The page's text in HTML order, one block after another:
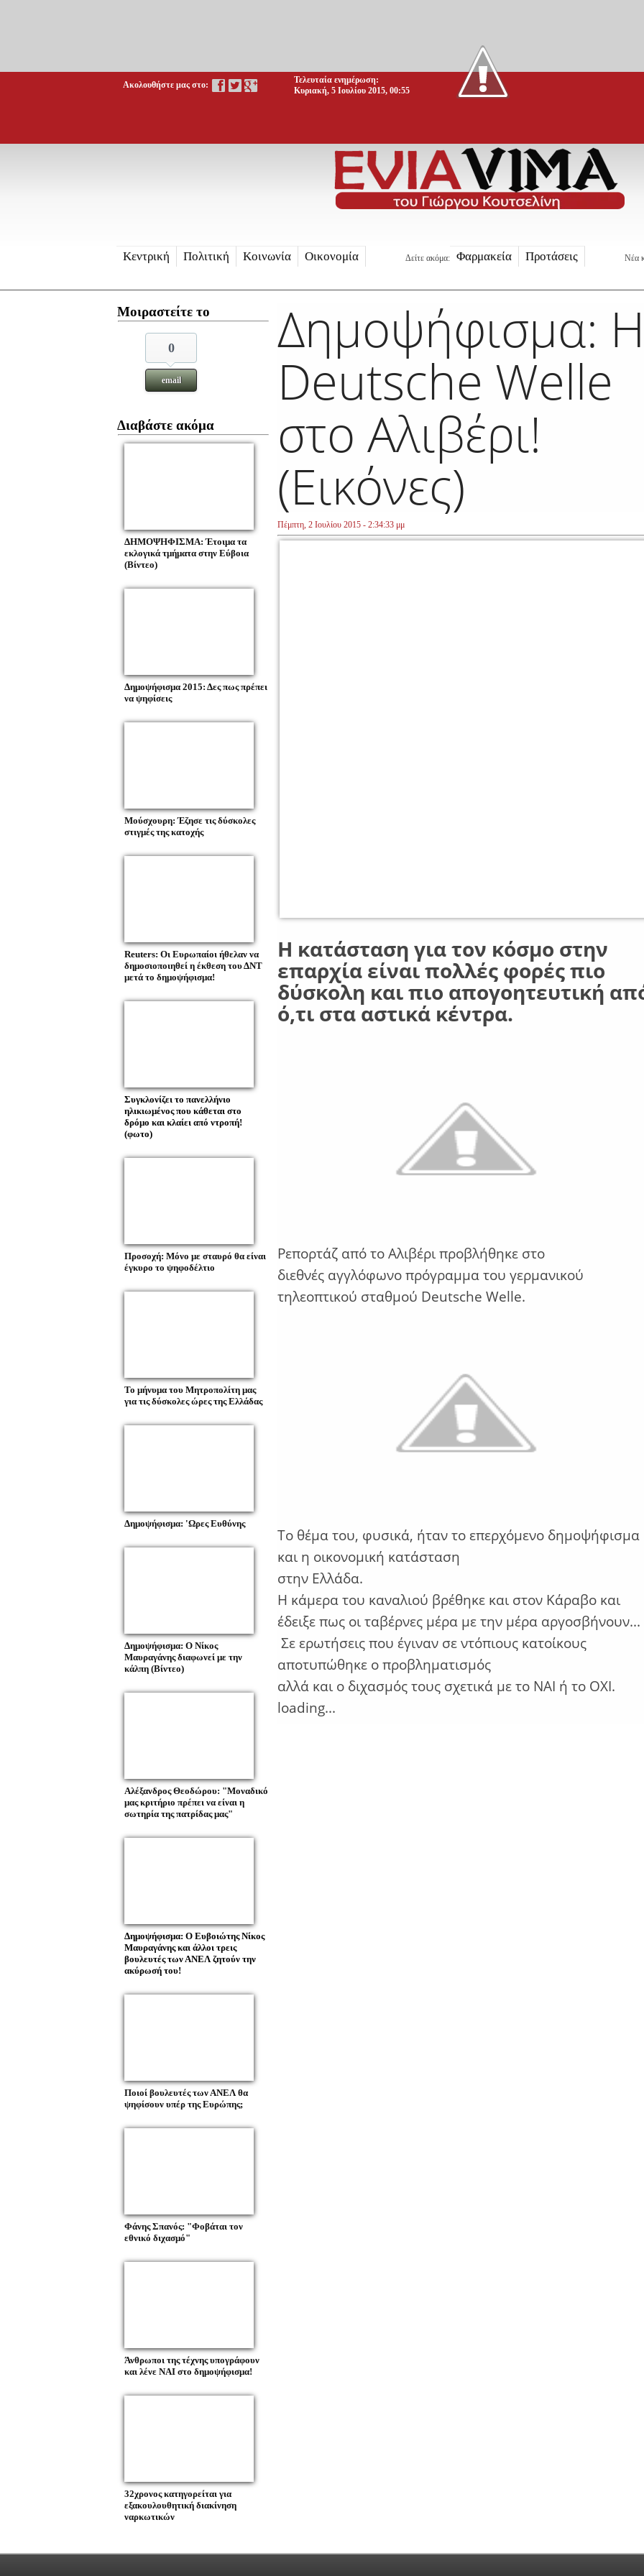
Ακολουθήστε μας στο:
Τελευταία ενημέρωση:
Κυριακή, 5 Ιουλίου 2015, 00:55
Κεντρική Πολιτική Κοινωνία Οικονομία Δείτε ακόμα: Φαρμακεία Προτάσεις Νέα
Μοιραστείτε το
0
email
Διαβάστε ακόμα
ΔΗΜΟΨΗΦΙΣΜΑ: Έτοιμα τα
εκλογικά τμήματα στην Εύβοια
(Βίντεο)
Δημοψήφισμα 2015: Δες πως πρέπει
να ψηφίσεις
Μούσχουρη: Έζησε τις δύσκολες
στιγμές της κατοχής
Reuters: Οι Ευρωπαίοι ήθελαν να
δημοσιοποιηθεί η έκθεση του ΔΝΤ
μετά το δημοψήφισμα!
Συγκλονίζει το πανελλήνιο
ηλικιωμένος που κάθεται στο
δρόμο και κλαίει από ντροπή!
(φωτο)
Προσοχή: Μόνο με σταυρό θα είναι
έγκυρο το ψηφοδέλτιο
Το μήνυμα του Μητροπολίτη μας
για τις δύσκολες ώρες της Ελλάδας
Δημοψήφισμα: 'Ωρες Ευθύνης
Δημοψήφισμα: Ο Νίκος
Μαυραγάνης διαφωνεί με την
κάλπη (Βίντεο)
Αλέξανδρος Θεοδώρου: "Μοναδικό
μας κριτήριο πρέπει να είναι η
σωτηρία της πατρίδας μας"
Δημοψήφισμα: Ο Ευβοιώτης Νίκος
Μαυραγάνης και άλλοι τρεις
βουλευτές των ΑΝΕΛ ζητούν την
ακύρωσή του!
Ποιοί βουλευτές των ΑΝΕΛ θα
ψηφίσουν υπέρ της Ευρώπης;
Φάνης Σπανός: "Φοβάται τον
εθνικό διχασμό"
Άνθρωποι της τέχνης υπογράφουν
και λένε ΝΑΙ στο δημοψήφισμα!
32χρονος κατηγορείται για
εξακουλουθητική διακίνηση
ναρκωτικών
Δημοψήφισμα: Η
Deutsche Welle
στο Αλιβέρι!
(Εικόνες)
Πέμπτη, 2 Ιουλίου 2015 - 2:34:33 μμ
Η κατάσταση για τον κόσμο στην
επαρχία είναι πολλές φορές πιο
δύσκολη και πιο απογοητευτική
ό,τι στα αστικά κέντρα.
Ρεπορτάζ από το Αλιβέρι προβλήθηκε στο
διεθνές αγγλόφωνο πρόγραμμα του γερμανικού
τηλεοπτικού σταθμού Deutsche Welle.
Το θέμα του, φυσικά, ήταν το επερχόμενο δημοψήφισμα
και η οικονομική κατάσταση
στην Ελλάδα.
Η κάμερα του καναλιού βρέθηκε και στον Κάραβο και
έδειξε πως οι ταβέρνες μέρα με την μέρα αργοσβήνουν...
Σε ερωτήσεις που έγιναν σε ντόπιους κατοίκους
αποτυπώθηκε ο προβληματισμός
αλλά και ο διχασμός τους σχετικά με το ΝΑΙ ή το ΟΧΙ.
loading...